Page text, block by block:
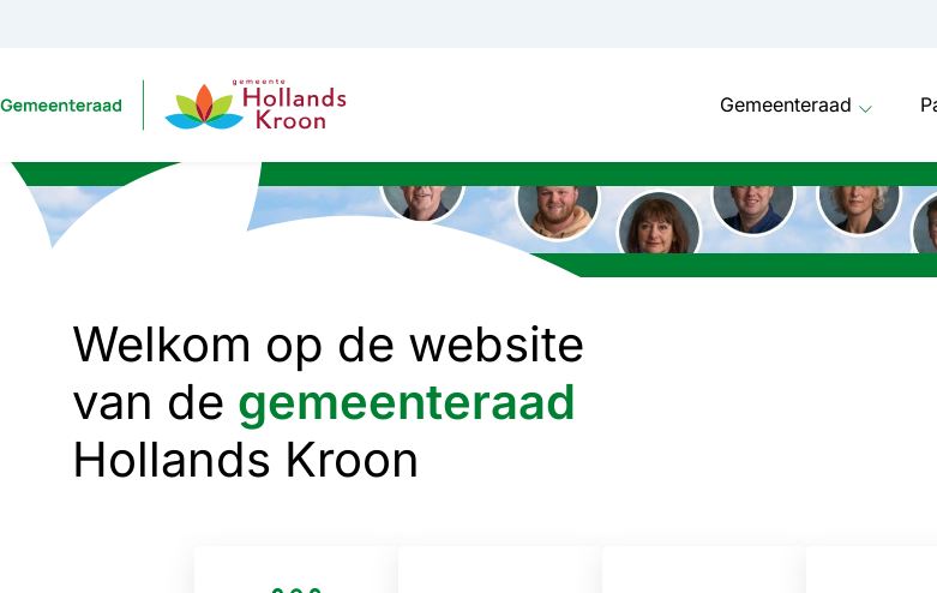
Gemeenteraad Hollands Kroon Gemeenteraad
Welkom op de website
van de gemeenteraad
Hollands Kroon